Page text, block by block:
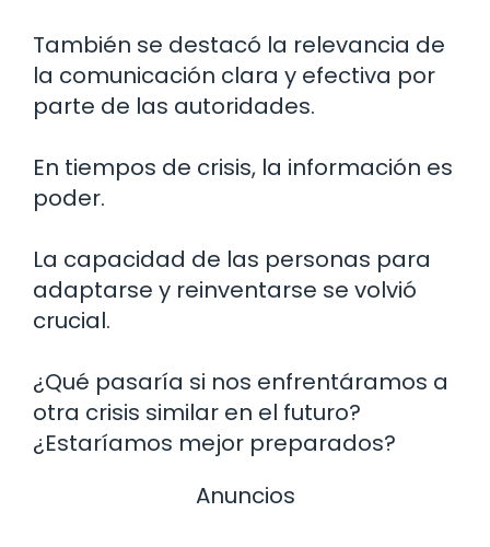
También se destacó la relevancia de
la comunicación clara y efectiva por
parte de las autoridades.
En tiempos de crisis, la información es
poder.
La capacidad de las personas para
adaptarse y reinventarse se volvió
crucial.
¿Qué pasaría si nos enfrentáramos a
otra crisis similar en el futuro?
¿Estaríamos mejor preparados?
Anuncios